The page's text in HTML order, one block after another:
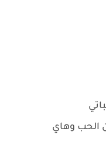
الحب وهاي